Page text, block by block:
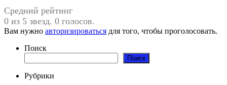
Средний рейтинг
0 из 5 звезд. 0 голосов.
Вам нужно авторизироваться для того, чтобы проголосовать.
Поиск
Поиск
Рубрики